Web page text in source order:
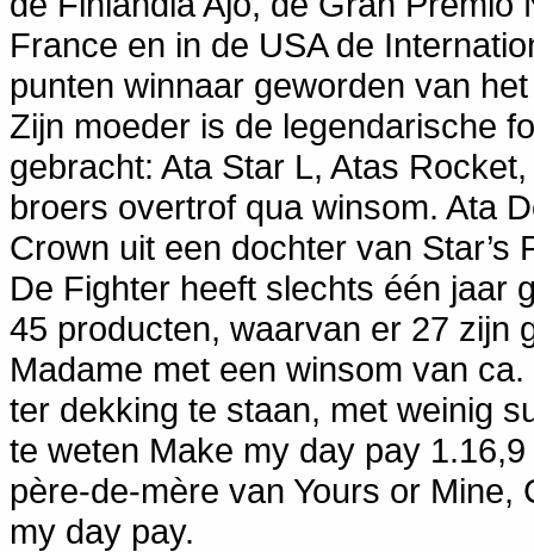
France en in de USA de
punten winnaar geworden van
Zijn moeder is de legendarische
gebracht: Ata Star L, Atas
broers overtrof qua winsom. Ata
Crown uit een dochter van Star’s
De Fighter heeft slechts één jaar
45 producten, waarvan er 27 zijn
Madame met een winsom van
ter dekking te staan, met weinig
te weten Make my day pay
père-de-mère van Yours or
my day pay.